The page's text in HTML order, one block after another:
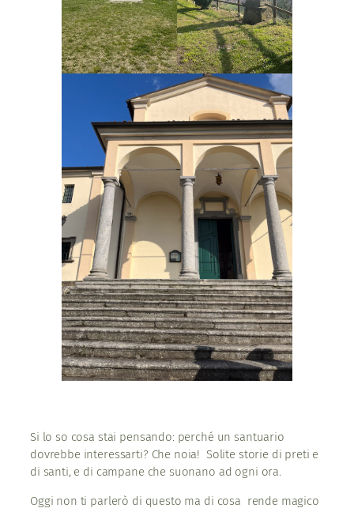
Si lo so cosa stai pensando: perché un santuario
dovrebbe interessarti? Che noia! Solite storie di preti e
di santi, e di campane che suonano ad ogni ora.
Oggi non ti parlerò di questo ma di cosa rende magico